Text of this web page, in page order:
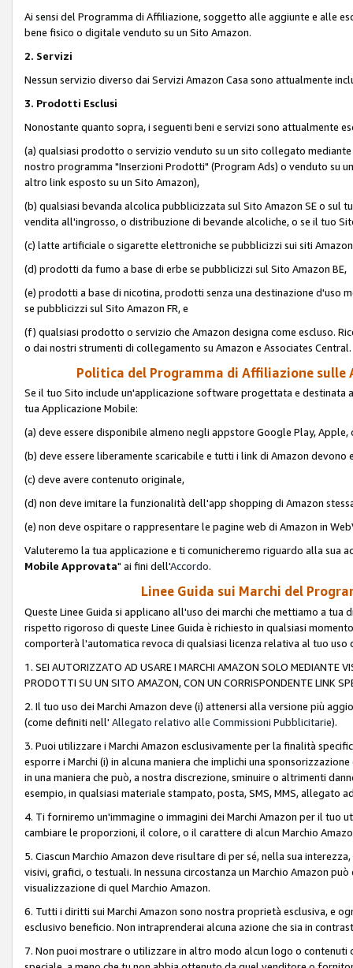
Ai sensi del Programma di Affiliazione, soggetto alle aggiunte e alle
bene fisico o digitale venduto su un Sito Amazon.
2. Servizi
Nessun servizio diverso dai Servizi Amazon Casa sono attualmente
3. Prodotti Esclusi
Nonostante quanto sopra, i seguenti beni e servizi sono attualmente
(a) qualsiasi prodotto o servizio venduto su un sito collegato
nostro programma "Inserzioni Prodotti" (Program Ads) o venduto su
altro link esposto su un Sito Amazon),
(b) qualsiasi bevanda alcolica pubblicizzata sul Sito Amazon SE o sul
vendita all'ingrosso, o distribuzione di bevande alcoliche, o se il tuo
(c) latte artificiale o sigarette elettroniche se pubblicizzi sui siti Amazon
(d) prodotti da fumo a base di erbe se pubblicizzi sul Sito Amazon BE,
(e) prodotti a base di nicotina, prodotti senza una destinazione d'uso
se pubblicizzi sul Sito Amazon FR, e
(f) qualsiasi prodotto o servizio che Amazon designa come escluso.
o dai nostri strumenti di collegamento su Amazon e Associates Central.
Politica del Programma di Affiliazione
Se il tuo Sito include un'applicazione software progettata e
tua Applicazione Mobile:
(a) deve essere disponibile almeno negli appstore Google Play, Apple,
(b) deve essere liberamente scaricabile e tutti i link di Amazon devono
(c) deve avere contenuto originale,
(d) non deve imitare la funzionalità dell'app shopping di Amazon
(e) non deve ospitare o rappresentare le pagine web di Amazon in
Valuteremo la tua applicazione e ti comunicheremo riguardo alla sua
Mobile Approvata" ai fini dell'Accordo.
Linee Guida sui Marchi del
Queste Linee Guida si applicano all'uso dei marchi che mettiamo a
rispetto rigoroso di queste Linee Guida è richiesto in qualsiasi
comporterà l'automatica revoca di qualsiasi licenza relativa al tuo uso
1. SEI AUTORIZZATO AD USARE I MARCHI AMAZON SOLO MEDIANTE
PRODOTTI SU UN SITO AMAZON, CON UN CORRISPONDENTE LINK
2. Il tuo uso dei Marchi Amazon deve (i) attenersi alla versione più
(come definiti nell' Allegato relativo alle Commissioni Pubblicitarie).
3. Puoi utilizzare i Marchi Amazon esclusivamente per la finalità
esporre i Marchi (i) in alcuna maniera che implichi una
in una maniera che può, a nostra discrezione, sminuire o altrimenti
esempio, in qualsiasi materiale stampato, posta, SMS, MMS,
4. Ti forniremo un'immagine o immagini dei Marchi Amazon per il tuo
cambiare le proporzioni, il colore, o il carattere di alcun Marchio
5. Ciascun Marchio Amazon deve risultare di per sé, nella sua
visivi, grafici, o testuali. In nessuna circostanza un Marchio Amazon
visualizzazione di quel Marchio Amazon.
6. Tutti i diritti sui Marchi Amazon sono nostra proprietà esclusiva, e
esclusivo beneficio. Non intraprenderai alcuna azione che sia in
7. Non puoi mostrare o utilizzare in altro modo alcun logo o